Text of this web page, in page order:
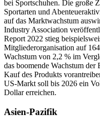
bei Sportschuhen. Die große
Sportarten und
auf das Marktwachstum
Industry Association
Report 2022 stieg
Mitgliederorganisation auf
Wachstum von 2,2 % im
das boomende Wachstum
Kauf des Produkts
US-Markt soll bis 2026 ein
Dollar erreichen.
Asien-Pazifik